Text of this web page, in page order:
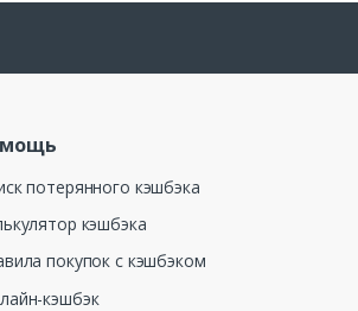
потерянного кэшбэка
кэшбэка
покупок с кэшбэком
кэшбэк